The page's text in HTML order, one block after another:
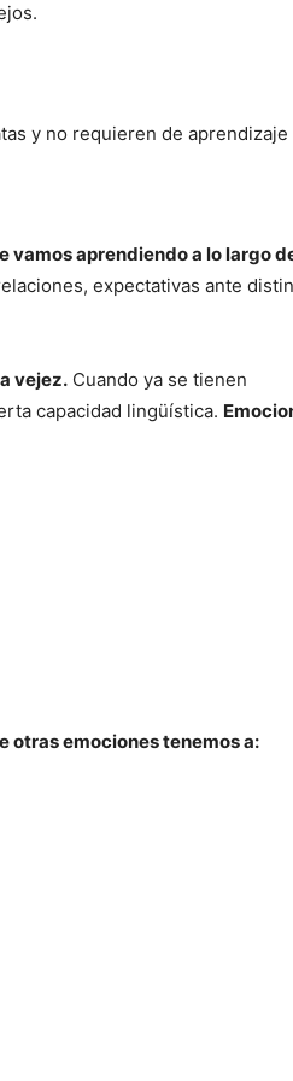
y no requieren de aprendizaje
vamos aprendiendo a lo largo
expectativas ante
vejez. Cuando ya se tienen
capacidad lingüística.
otras emociones tenemos a: